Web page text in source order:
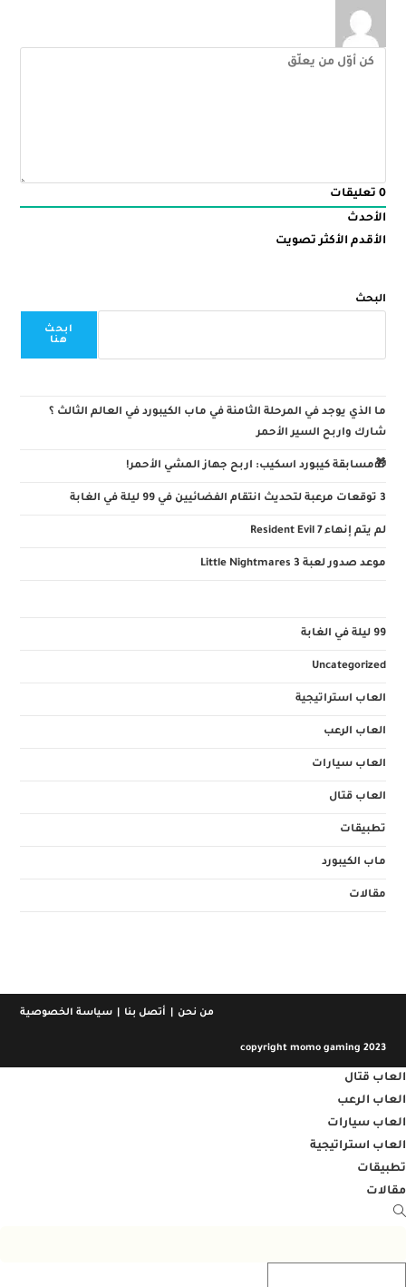
0 تعليقات
الأحدث
الأقدم الأكثر تصويت
البحث
ابحث
هنا
ما الذي يوجد في المرحلة الثامنة في ماب الكيبورد في العالم الثالث ؟
شارك واربح السير الأحمر
🎁مسابقة كيبورد اسكيب: اربح جهاز المشي الأحمر!
3 توقعات مرعبة لتحديث انتقام الفضائيين في 99 ليلة في الغابة
لم يتم إنهاء Resident Evil 7
موعد صدور لعبة Little Nightmares 3
99 ليلة في الغابة
Uncategorized
العاب استراتيجية
العاب الرعب
العاب سيارات
العاب قتال
تطبيقات
ماب الكيبورد
مقالات
من نحن أتصل بنا سياسة الخصوصية
copyright momo gaming 2023
العاب قتال
العاب الرعب
العاب سيارات
العاب استراتيجية
تطبيقات
مقالات
Toggle